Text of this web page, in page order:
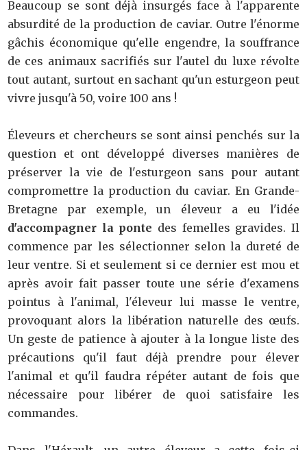
Beaucoup se sont déjà insurgés face à l'apparente
absurdité de la production de caviar. Outre l'énorme
gâchis économique qu'elle engendre, la souffrance
de ces animaux sacrifiés sur l'autel du luxe révolte
tout autant, surtout en sachant qu'un esturgeon peut
vivre jusqu'à 50, voire 100 ans !
Éleveurs et chercheurs se sont ainsi penchés sur la
question et ont développé diverses manières de
préserver la vie de l'esturgeon sans pour autant
compromettre la production du caviar. En Grande-
Bretagne par exemple, un éleveur a eu l'idée
d'accompagner la ponte des femelles gravides. Il
commence par les sélectionner selon la dureté de
leur ventre. Si et seulement si ce dernier est mou et
après avoir fait passer toute une série d'examens
pointus à l'animal, l'éleveur lui masse le ventre,
provoquant alors la libération naturelle des œufs.
Un geste de patience à ajouter à la longue liste des
précautions qu'il faut déjà prendre pour élever
l'animal et qu'il faudra répéter autant de fois que
nécessaire pour libérer de quoi satisfaire les
commandes.